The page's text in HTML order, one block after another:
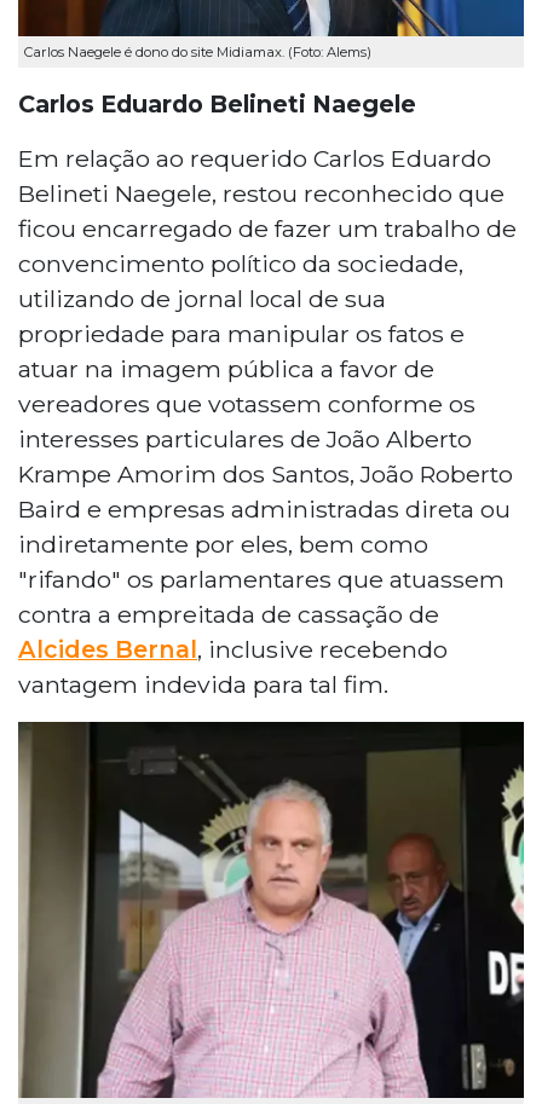
Carlos Naegele é dono do site Midiamax. (Foto: Alems)
Carlos Eduardo Belineti Naegele
Em relação ao requerido Carlos Eduardo
Belineti Naegele, restou reconhecido que
ficou encarregado de fazer um trabalho de
convencimento político da sociedade,
utilizando de jornal local de sua
propriedade para manipular os fatos e
atuar na imagem pública a favor de
vereadores que votassem conforme os
interesses particulares de João Alberto
Krampe Amorim dos Santos, João Roberto
Baird e empresas administradas direta ou
indiretamente por eles, bem como
"rifando" os parlamentares que atuassem
contra a empreitada de cassação de
Alcides Bernal, inclusive recebendo
vantagem indevida para tal fim.